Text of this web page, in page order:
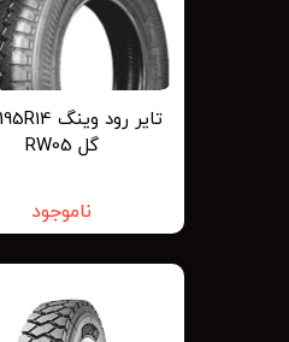
گل RW05
ناموجود